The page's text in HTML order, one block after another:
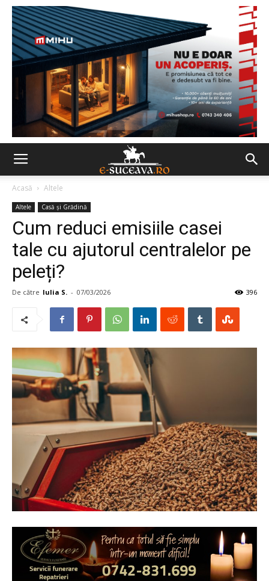
Acasă Altele
Altele Casă şi Grădină
Cum reduci emisiile casei
tale cu ajutorul centralelor pe
peleți?
De către Iulia S. - 07/03/2026 396